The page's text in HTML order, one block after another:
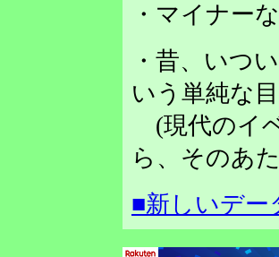
・マイナー
・昔、いつ
いう単純な
(現代のイ
ら、そのあ
■新しいデー